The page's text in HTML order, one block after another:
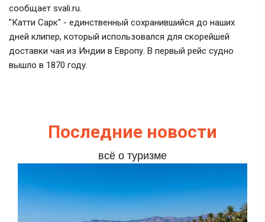
сообщает svali.ru.
"Катти Сарк" - единственный сохранившийся до наших
дней клипер, который использовался для скорейшей
доставки чая из Индии в Европу. В первый рейс судно
вышло в 1870 году.
Последние новости
всё о туризме